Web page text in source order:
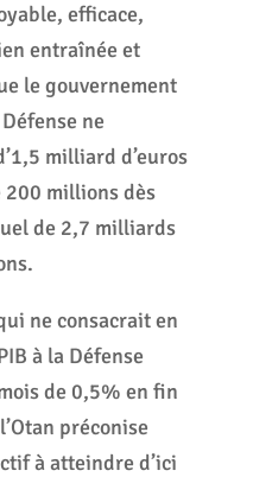
efficace,
entraînée et
le gouvernement
ne
milliard d’euros
200 millions dès
de 2,7 milliards
ne consacrait en
à la Défense
de 0,5% en fin
préconise
à atteindre d’ici